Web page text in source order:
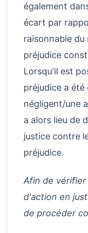
également
écart par
raisonnable du
préjudice
Lorsqu'il est
préjudice a
négligent/une
a alors lieu de
justice contre
préjudice.
Afin de
d'action en
de procéder